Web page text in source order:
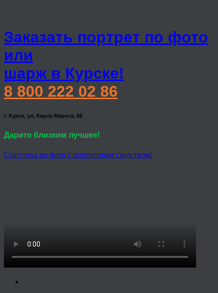
Заказать портрет по фото
или
шарж в Курске!
8 800 222 02 86
г. Курск, ул. Карла Маркса, 68
Дарите близким лучшее!
Статуэтка по фото с портретным сходством!